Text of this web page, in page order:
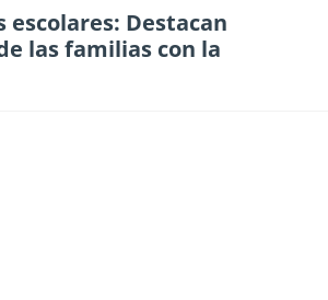
escolares: Destacan
las familias con la